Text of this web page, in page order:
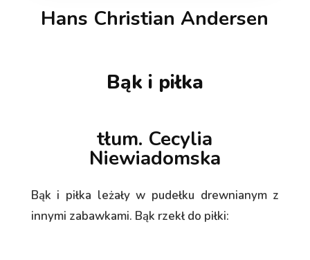
Hans Christian Andersen
Bąk i piłka
tłum. Cecylia
Niewiadomska
Bąk i piłka leżały w pudełku drewnianym z
innymi zabawkami. Bąk rzekł do piłki: